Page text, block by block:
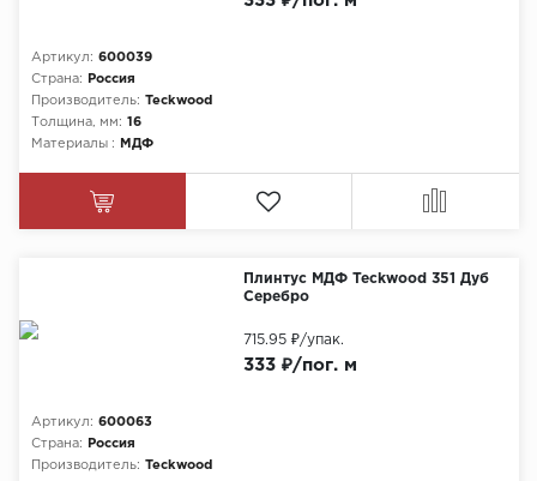
Артикул: 600039
Страна:
Россия
Производитель: Teckwood
Толщина, мм: 16
Материалы :
МДФ
Плинтус МДФ Teckwood 351 Дуб
Серебро
Артикул: 600063
Страна:
Россия
Производитель: Teckwood
333 ₽/пог. м
715.95 ₽/упак.